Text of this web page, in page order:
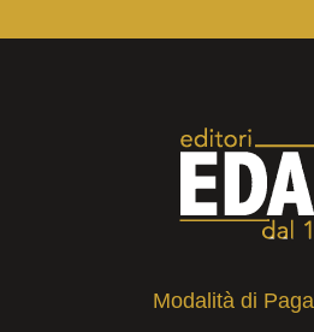
Modalità di